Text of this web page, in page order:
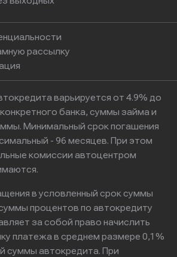
рассылку
варьируется от 4.9% до
банка, суммы займа и
Минимальный срок погашения
- 96 месяцев. При этом
комиссии автоцентром
в условленный срок суммы
процентов по автокредиту
за собой право начислить
платежа в среднем размере 0,1%
суммы автокредита. При